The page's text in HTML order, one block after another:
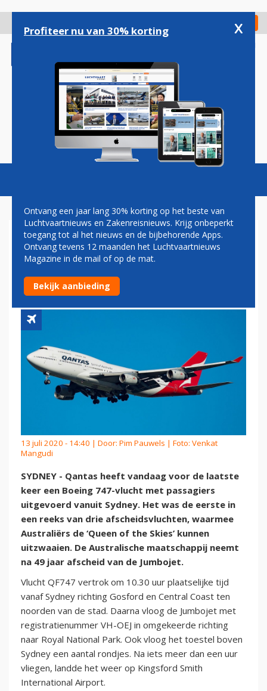
gaan
Check in
Magazine Podcasts Vacatures
QANTAS VOLTOOIT LAATSTE
BOEING 747-VLUCHT MET
PASSAGIERS VANAF SYDNEY
13 juli 2020 - 14:40 | Door: Pim Pauwels | Foto: Venkat
Mangudi
SYDNEY - Qantas heeft vandaag voor de laatste
keer een Boeing 747-vlucht met passagiers
uitgevoerd vanuit Sydney. Het was de eerste in
een reeks van drie afscheidsvluchten, waarmee
Australiërs de ‘Queen of the Skies’ kunnen
uitzwaaien. De Australische maatschappij neemt
na 49 jaar afscheid van de Jumbojet.
Vlucht QF747 vertrok om 10.30 uur plaatselijke tijd
vanaf Sydney richting Gosford en Central Coast ten
noorden van de stad. Daarna vloog de Jumbojet met
registratienummer VH-OEJ in omgekeerde richting
naar Royal National Park. Ook vloog het toestel boven
Sydney een aantal rondjes. Na iets meer dan een uur
vliegen, landde het weer op Kingsford Smith
International Airport.
Profiteer nu van 30% korting x
Ontvang een jaar lang 30% korting op het beste van
Luchtvaartnieuws en Zakenreisnieuws. Krijg onbeperkt
toegang tot al het nieuws en de bijbehorende Apps.
Ontvang tevens 12 maanden het Luchtvaartnieuws
Magazine in de mail of op de mat.
Bekijk aanbieding